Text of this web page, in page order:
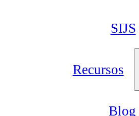
SIJS
Recursos
Blog